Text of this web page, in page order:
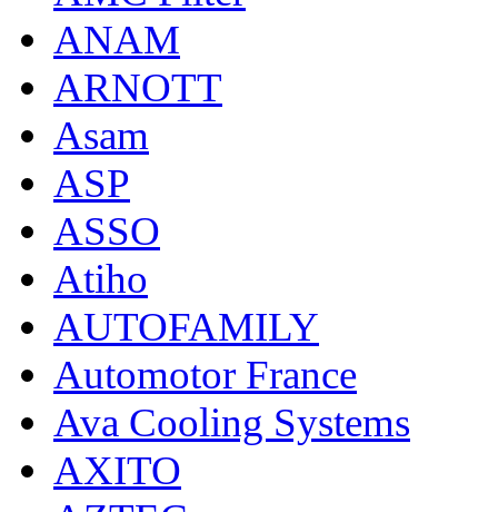
ANAM
ARNOTT
Asam
ASP
ASSO
Atiho
AUTOFAMILY
Automotor France
Ava Cooling Systems
AXITO